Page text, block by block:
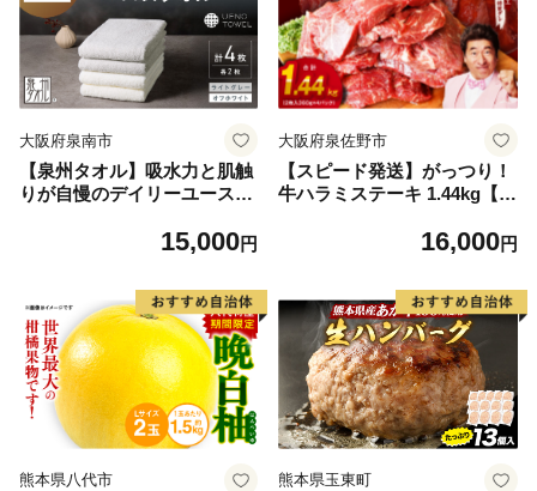
大阪府泉南市
【泉州タオル】吸水力と肌触
りが自慢のデイリーユースバ
トグレー 4枚【配送不可地
15,000円
大阪府泉佐野市
【スピード発送】がっつり！
牛ハラミステーキ 1.44kg【氷
g×4パック 牛肉 すてーき 焼
16,000円
熊本県八代市 熊本県玉東町